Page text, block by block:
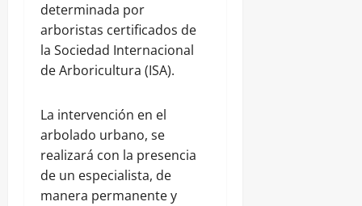
determinada por
arboristas certificados de
la Sociedad Internacional
de Arboricultura (ISA).
La intervención en el
arbolado urbano, se
realizará con la presencia
de un especialista, de
manera permanente y